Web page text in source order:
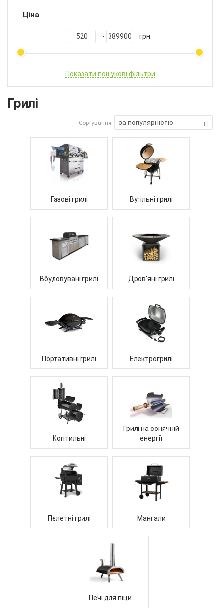
Ціна
- грн.
Показати пошукові фільтри
Грилі
Сортування: за популярністю
Газові грилі Вугільні грилі
Вбудовувані грилі Дров'яні грилі
Портативні грилі Електрогрилі
Коптильні
Грилі на сонячній
енергії
Пелетні грилі Мангали
Печі для піци